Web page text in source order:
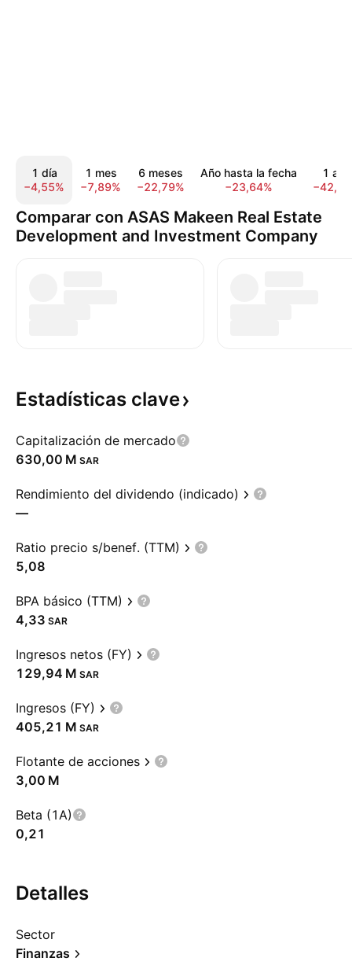
1 día
−4,55%
1 mes
−7,89%
6 meses
−22,79%
Año hasta la fecha
−23,64%
1 año
Comparar con ASAS Makeen Real Estate
Development and Investment Company
Estadísticas clave
Capitalización de mercado
‪630,00 M‬ SAR
Rendimiento del dividendo (indicado)
—
Ratio precio s/benef. (TTM)
5,08
BPA básico (TTM)
4,33 SAR
Ingresos netos (FY)
‪129,94 M‬ SAR
Ingresos (FY)
‪405,21 M‬ SAR
Flotante de acciones
‪3,00 M‬
Beta (1A)
0,21
Detalles
Sector
Finanzas